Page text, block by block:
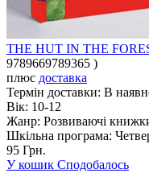
THE HUT IN THE
9789669789365 )
плюс доставка
Термін доставки: В
Вік: 10-12
Жанр: Розвиваючі
Шкільна програма:
95 Грн.
У кошик Сподобалось